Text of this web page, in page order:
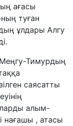
ағасы
туған
ұлдары Алгу
Тимурдың
саясатты
алым-
нағашы , атасы